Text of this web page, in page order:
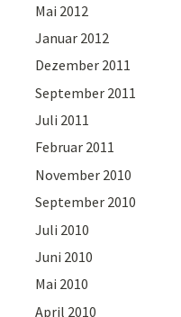
Mai 2012
Januar 2012
Dezember 2011
September 2011
Juli 2011
Februar 2011
November 2010
September 2010
Juli 2010
Juni 2010
Mai 2010
April 2010